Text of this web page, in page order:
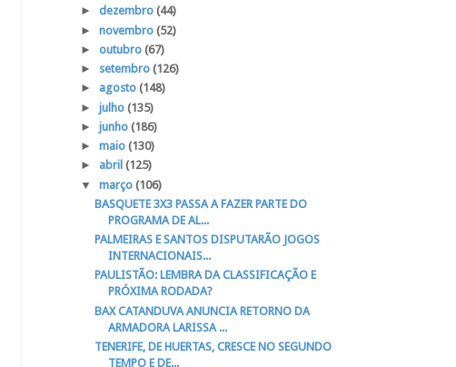
► dezembro (44)
► novembro (52)
► outubro (67)
► setembro (126)
► agosto (148)
► julho (135)
► junho (186)
► maio (130)
► abril (125)
▼ março (106)
BASQUETE 3X3 PASSA A FAZER PARTE DO
PROGRAMA DE AL...
PALMEIRAS E SANTOS DISPUTARÃO JOGOS
INTERNACIONAIS...
PAULISTÃO: LEMBRA DA CLASSIFICAÇÃO E
PRÓXIMA RODADA?
BAX CATANDUVA ANUNCIA RETORNO DA
ARMADORA LARISSA ...
TENERIFE, DE HUERTAS, CRESCE NO SEGUNDO
TEMPO E DE...